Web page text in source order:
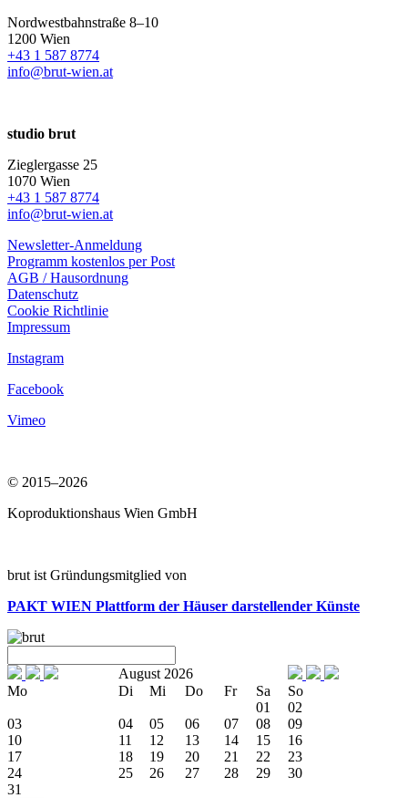
Nordwestbahnstraße 8–10
1200 Wien
+43 1 587 8774
info@brut-wien.at
studio brut
Zieglergasse 25
1070 Wien
+43 1 587 8774
info@brut-wien.at
Newsletter-Anmeldung
Programm kostenlos per Post
AGB / Hausordnung
Datenschutz
Cookie Richtlinie
Impressum
Instagram
Facebook
Vimeo
© 2015–2026
Koproduktionshaus Wien GmbH
brut ist Gründungsmitglied von
PAKT WIEN Plattform der Häuser darstellender Künste
August 2026
Mo
Di Mi Do Fr Sa
So
01
02
03
04 05 06 07 08
09
10
11 12 13 14 15
16
17
18 19 20 21 22
23
24
25 26 27 28 29
30
31